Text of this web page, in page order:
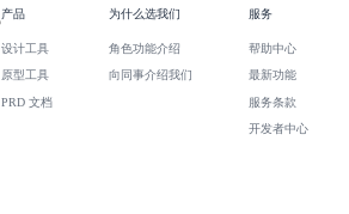
产品
设计工具
原型工具
PRD 文档
为什么选我们
角色功能介绍
向同事介绍我们
服务
帮助中心
最新功能
服务条款
开发者中心